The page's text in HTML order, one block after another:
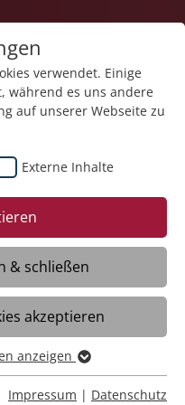
Karriere
20
- Seit zwei
Stiftung
verwendet. Einige
während es uns andere
auf unserer Webseite zu
Externe Inhalte
& schließen
akzeptieren
Funktionen
anzeigen
Impressum | Datenschutz